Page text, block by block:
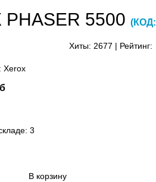
5500 (КОД:
Хиты: 2677 Рейтинг:
Xerox
3
В корзину